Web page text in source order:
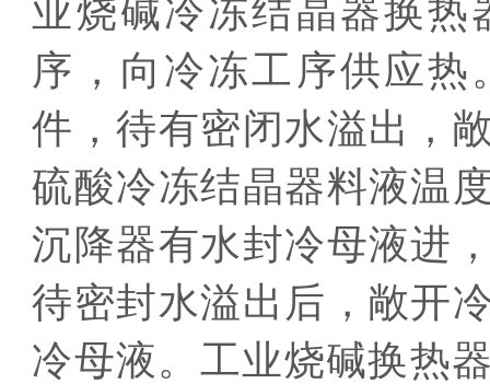
业烧碱冷冻结晶器换
序，向冷冻工序供应
件，待有密闭水溢出，
硫酸冷冻结晶器料液温
沉降器有水封冷母液进
待密封水溢出后，敞开
冷母液。工业烧碱换热